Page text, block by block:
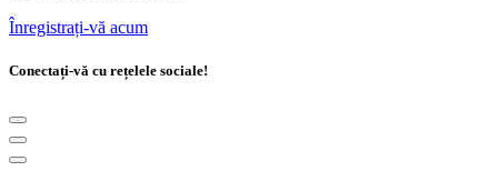
Înregistrați-vă acum
Conectați-vă cu rețelele sociale!